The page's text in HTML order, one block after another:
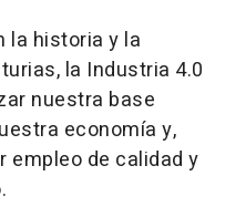
la historia y la
la Industria 4.0
nuestra base
economía y,
empleo de calidad y